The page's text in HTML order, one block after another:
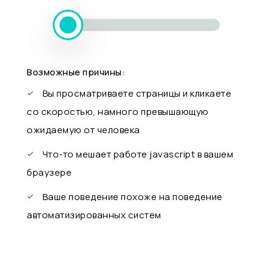
Возможные причины:
Вы просматриваете страницы и кликаете
со скоростью, намного превышающую
ожидаемую от человека
Что-то мешает работе javascript в вашем
браузере
Ваше поведение похоже на поведение
автоматизированных систем